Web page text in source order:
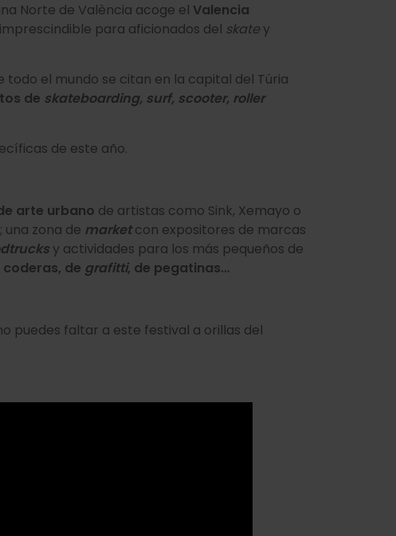
Norte de València acoge el Valencia
para aficionados del skate y
el mundo se citan en la capital del Túria
de skateboarding, surf, scooter, roller
de este año.
arte urbano de artistas como Sink, Xemayo o
zona de market con expositores de marcas
y actividades para los más pequeños de
de grafitti, de pegatinas…
puedes faltar a este festival a orillas del